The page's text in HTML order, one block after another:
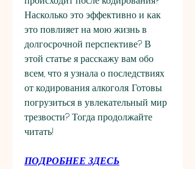
Насколько это эффективно и как
это повлияет на мою жизнь в
долгосрочной перспективе? В
этой статье я расскажу вам обо
всем, что я узнала о последствиях
от кодирования алкоголя. Готовы
погрузиться в увлекательный мир
трезвости? Тогда продолжайте
читать!
ПОДРОБНЕЕ ЗДЕСЬ